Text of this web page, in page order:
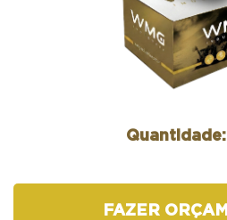
Quantidade:
FAZER